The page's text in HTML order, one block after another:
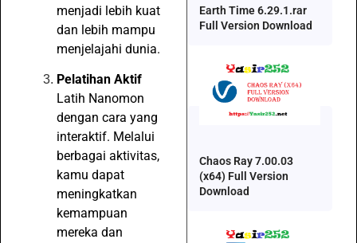
menjadi lebih kuat
dan lebih mampu
menjelajahi dunia.
Pelatihan Aktif
Latih Nanomon
dengan cara yang
interaktif. Melalui
berbagai aktivitas,
kamu dapat
meningkatkan
kemampuan
mereka dan
Earth Time 6.29.1.rar
Full Version Download
Chaos Ray 7.00.03
(x64) Full Version
Download